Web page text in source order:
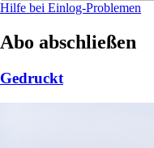
Hilfe bei Einlog-Problemen
Abo abschließen
Gedruckt